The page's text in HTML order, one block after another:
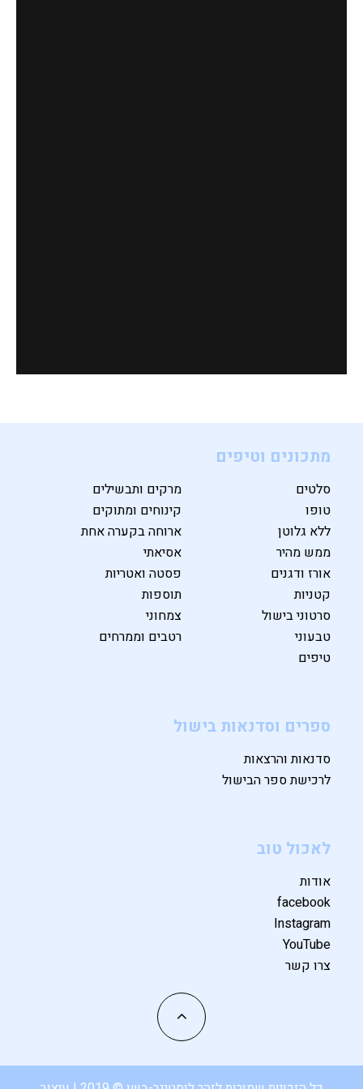
מתכונים וטיפים
סלטים
מרקים ותבשילים
טופו
קינוחים ומתוקים
ללא גלוטן
ארוחה בקערה אחת
ממש מהיר
אסיאתי
אורז ודגנים
פסטה ואטריות
קטניות
תוספות
סרטוני בישול
צמחוני
טבעוני
רטבים וממרחים
טיפים
ספרים וסדנאות בישול
סדנאות והרצאות
לרכישת ספר הבישול
לאכול טוב
אודות
facebook
Instagram
YouTube
צרו קשר